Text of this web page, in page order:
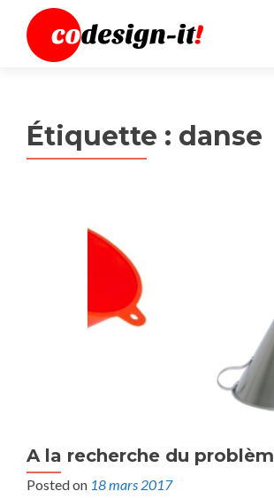
Étiquette : danse
A la recherche du
Posted on 18 mars 2017